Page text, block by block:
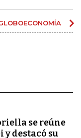
se reúne
y destacó su